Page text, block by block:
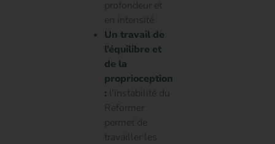
profondeur et
en intensité
Un travail de
l’équilibre et
de la
proprioception
: l’instabilité du
Reformer
permet de
travailler les